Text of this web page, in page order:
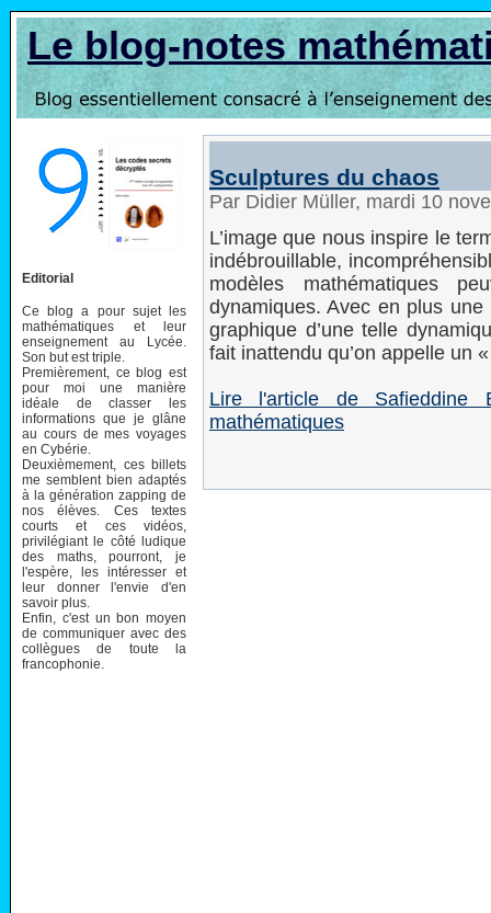
Le blog-notes
Editorial
Ce blog a pour sujet les
mathématiques et leur
enseignement au Lycée.
Son but est triple.
Premièrement, ce blog est
pour moi une manière
idéale de classer les
informations que je glâne
au cours de mes voyages
en Cybérie.
Deuxièmement, ces billets
me semblent bien adaptés
à la génération zapping de
nos élèves. Ces textes
courts et ces vidéos,
privilégiant le côté ludique
des maths, pourront, je
l'espère, les intéresser et
leur donner l'envie d'en
savoir plus.
Enfin, c'est un bon moyen
de communiquer avec des
collègues de toute la
francophonie.
Sculptures du chaos
Par Didier Müller, mardi 10
L’image que nous inspire le
indébrouillable,
modèles mathématiques
dynamiques. Avec en plus
graphique d’une telle
fait inattendu qu’on appelle un
Lire l'article de
mathématiques